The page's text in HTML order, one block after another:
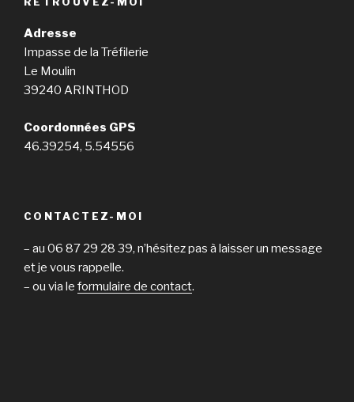
Adresse
Impasse de la Tréfilerie
Le Moulin
39240 ARINTHOD
Coordonnées GPS
46.39254, 5.54556
CONTACTEZ-MOI
– au 06 87 29 28 39, n’hésitez pas à laisser un message
et je vous rappelle.
– ou via le formulaire de contact.